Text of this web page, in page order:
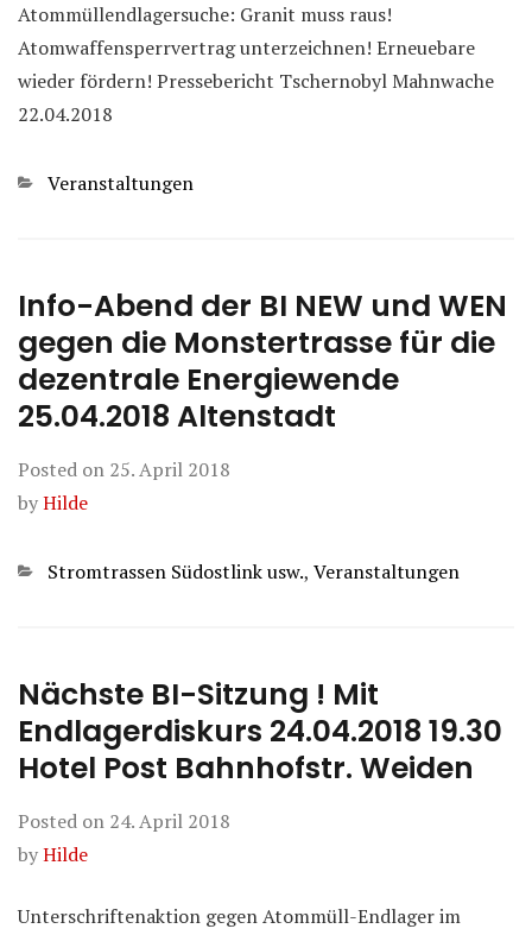
Atommüllendlagersuche: Granit muss raus!
Atomwaffensperrvertrag unterzeichnen! Erneuebare
wieder fördern! Pressebericht Tschernobyl Mahnwache
22.04.2018
Categories
Veranstaltungen
Info-Abend der BI NEW und WEN
gegen die Monstertrasse für die
dezentrale Energiewende
25.04.2018 Altenstadt
Posted on 25. April 2018
byHilde
Categories
Stromtrassen Südostlink usw., Veranstaltungen
Nächste BI-Sitzung ! Mit
Endlagerdiskurs 24.04.2018 19.30
Hotel Post Bahnhofstr. Weiden
Posted on 24. April 2018
byHilde
Unterschriftenaktion gegen Atommüll-Endlager im